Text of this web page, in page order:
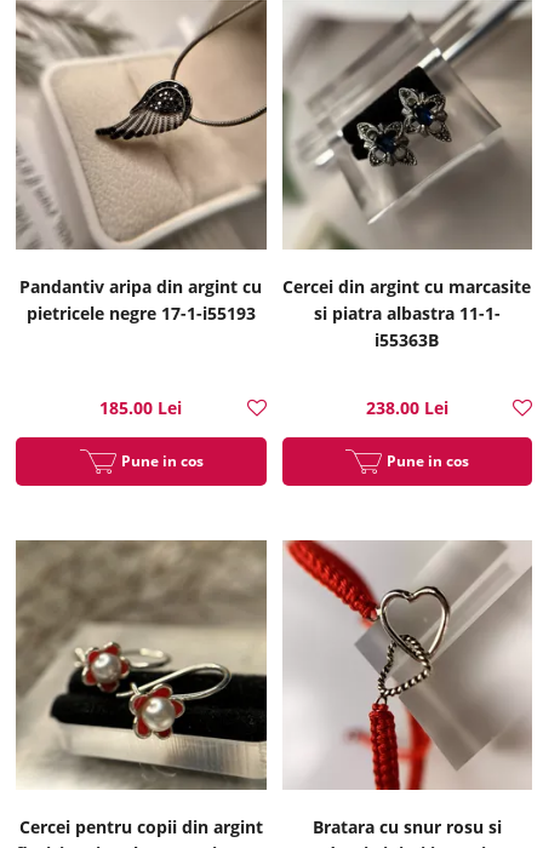
Pandantiv aripa din argint cu
pietricele negre 17-1-i55193
185.00 Lei
Pune in cos
Cercei din argint cu marcasite
si piatra albastra 11-1-
i55363B
238.00 Lei
Pune in cos
Cercei pentru copii din argint
Bratara cu snur rosu si